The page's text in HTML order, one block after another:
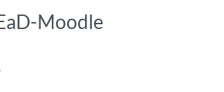
Moodle